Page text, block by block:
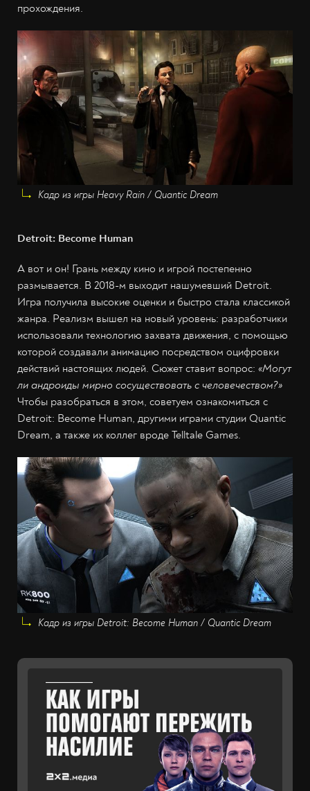
прохождения.
Кадр из игры Heavy Rain / Quantic Dream
Detroit: Become Human
А вот и он! Грань между кино и игрой постепенно
размывается. В 2018-м выходит нашумевший Detroit.
Игра получила высокие оценки и быстро стала классикой
жанра. Реализм вышел на новый уровень: разработчики
использовали технологию захвата движения, с помощью
которой создавали анимацию посредством оцифровки
действий настоящих людей. Сюжет ставит вопрос: «Могут
ли андроиды мирно сосуществовать с человечеством?»
Чтобы разобраться в этом, советуем ознакомиться с
Detroit: Become Human, другими играми студии Quantic
Dream, а также их коллег вроде Telltale Games.
Кадр из игры Detroit: Become Human / Quantic Dream